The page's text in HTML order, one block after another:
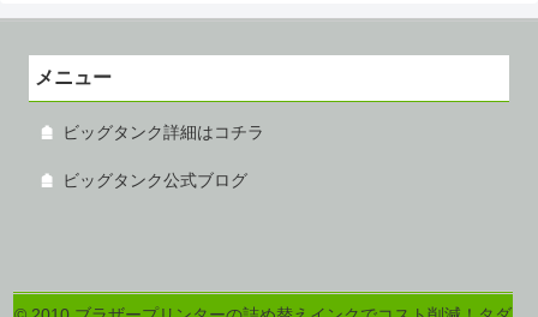
メニュー
ビッグタンク詳細はコチラ
ビッグタンク公式ブログ